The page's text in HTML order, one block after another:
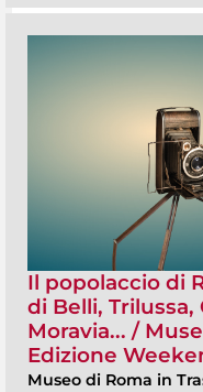
Il popolaccio di
di Belli, Trilussa,
Moravia... /
Edizione
Museo di Roma in